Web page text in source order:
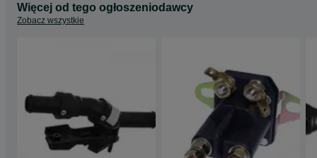
Więcej od tego ogłoszeniodawcy
Zobacz wszystkie